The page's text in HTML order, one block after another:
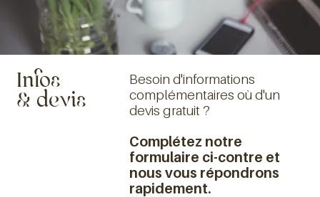
Infos
& devis
Besoin d'informations
complémentaires où d'un
devis gratuit ?
Complétez notre
formulaire ci-contre et
nous vous répondrons
rapidement.